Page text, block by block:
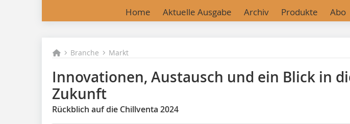
Home Aktuelle Ausgabe Archiv Produkte Abo
Branche Markt
Innovationen, Austausch und ein Blick in
Zukunft
Rückblich auf die Chillventa 2024